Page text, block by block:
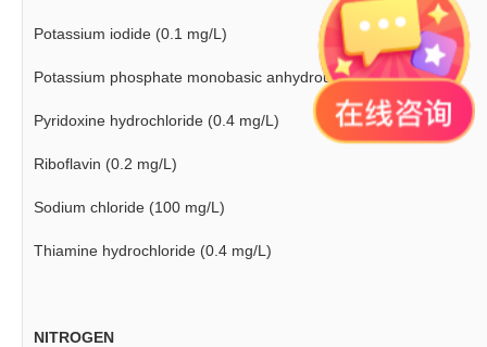
Potassium iodide (0.1 mg/L)
Potassium phosphate monobasic anhydrous (1000 mg/L)
Pyridoxine hydrochloride (0.4 mg/L)
Riboflavin (0.2 mg/L)
Sodium chloride (100 mg/L)
Thiamine hydrochloride (0.4 mg/L)
NITROGEN